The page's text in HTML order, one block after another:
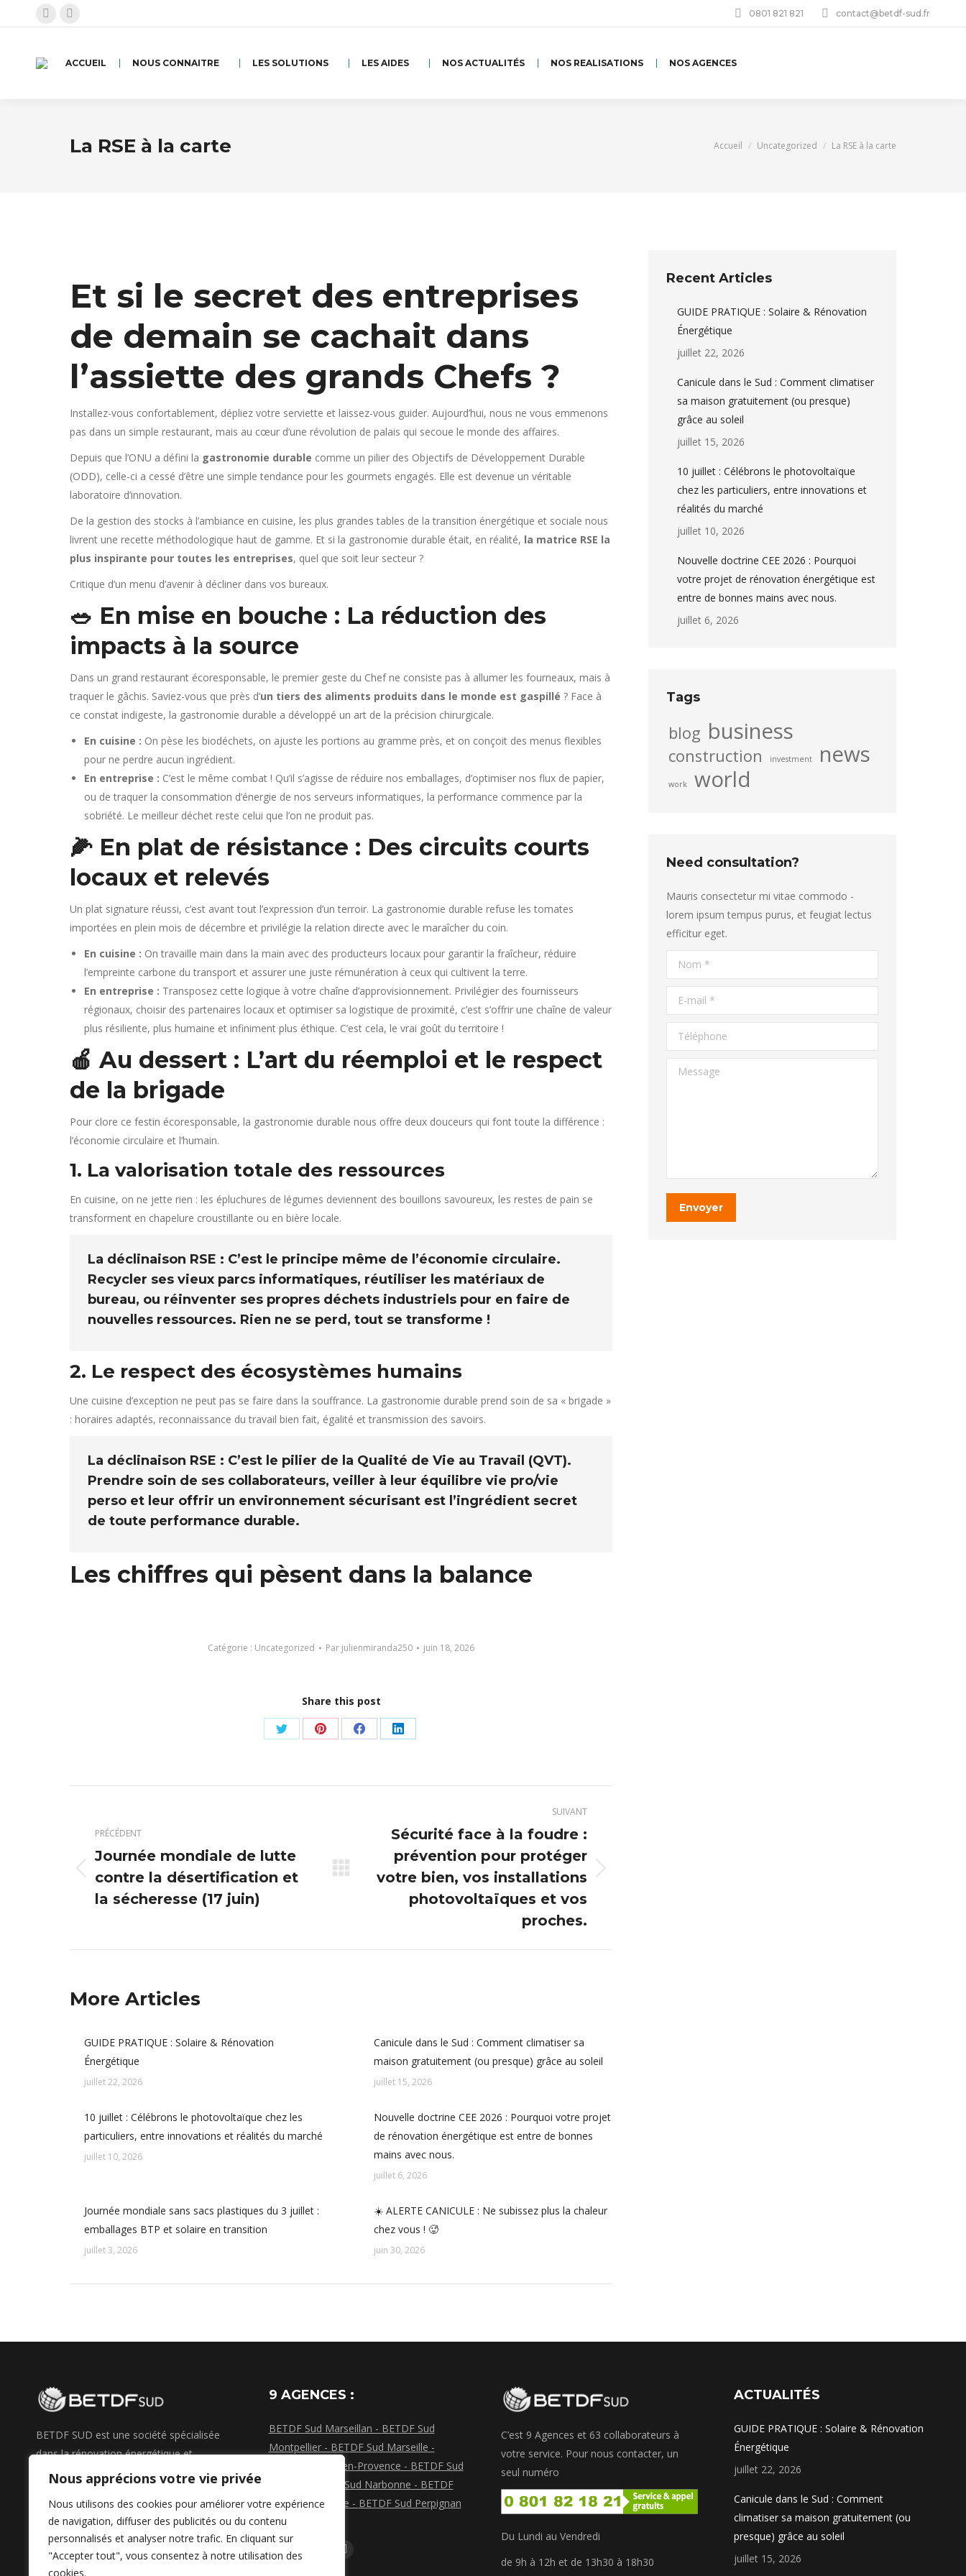
Nous apprécions votre vie privée
Nous utilisons des cookies pour améliorer votre expérience
de navigation, diffuser des publicités ou du contenu
personnalisés et analyser notre trafic. En cliquant sur
"Accepter tout", vous consentez à notre utilisation des
cookies.
Facebook
nouvelle
Instagram
nouvelle
0801 821 821 contact@betdf-sud.fr
ACCUEIL NOUS CONNAITRE LES SOLUTIONS LES AIDES NOS ACTUALITÉS NOS REALISATIONS NOS AGENCES
La RSE à la carte Vous êtes ici :
Accueil Uncategorized La RSE à la carte
Et si le secret des entreprises
de demain se cachait dans
l’assiette des grands Chefs ?
Installez-vous confortablement, dépliez votre serviette et laissez-vous guider. Aujourd’hui, nous ne vous emmenons
pas dans un simple restaurant, mais au cœur d’une révolution de palais qui secoue le monde des affaires.
Depuis que l’ONU a défini la gastronomie durable comme un pilier des Objectifs de Développement Durable
(ODD), celle-ci a cessé d’être une simple tendance pour les gourmets engagés. Elle est devenue un véritable
laboratoire d’innovation.
De la gestion des stocks à l’ambiance en cuisine, les plus grandes tables de la transition énergétique et sociale nous
livrent une recette méthodologique haut de gamme. Et si la gastronomie durable était, en réalité, la matrice RSE la
plus inspirante pour toutes les entreprises, quel que soit leur secteur ?
Critique d’un menu d’avenir à décliner dans vos bureaux.
🥗 En mise en bouche : La réduction des
impacts à la source
Dans un grand restaurant écoresponsable, le premier geste du Chef ne consiste pas à allumer les fourneaux, mais à
traquer le gâchis. Saviez-vous que près d’un tiers des aliments produits dans le monde est gaspillé ? Face à
ce constat indigeste, la gastronomie durable a développé un art de la précision chirurgicale.
En cuisine : On pèse les biodéchets, on ajuste les portions au gramme près, et on conçoit des menus flexibles
pour ne perdre aucun ingrédient.
En entreprise : C’est le même combat ! Qu’il s’agisse de réduire nos emballages, d’optimiser nos flux de papier,
ou de traquer la consommation d’énergie de nos serveurs informatiques, la performance commence par la
sobriété. Le meilleur déchet reste celui que l’on ne produit pas.
🌽 En plat de résistance : Des circuits courts
locaux et relevés
Un plat signature réussi, c’est avant tout l’expression d’un terroir. La gastronomie durable refuse les tomates
importées en plein mois de décembre et privilégie la relation directe avec le maraîcher du coin.
En cuisine : On travaille main dans la main avec des producteurs locaux pour garantir la fraîcheur, réduire
l’empreinte carbone du transport et assurer une juste rémunération à ceux qui cultivent la terre.
En entreprise : Transposez cette logique à votre chaîne d’approvisionnement. Privilégier des fournisseurs
régionaux, choisir des partenaires locaux et optimiser sa logistique de proximité, c’est s’offrir une chaîne de valeur
plus résiliente, plus humaine et infiniment plus éthique. C’est cela, le vrai goût du territoire !
🍎 Au dessert : L’art du réemploi et le respect
de la brigade
Pour clore ce festin écoresponsable, la gastronomie durable nous offre deux douceurs qui font toute la différence :
l’économie circulaire et l’humain.
1. La valorisation totale des ressources
En cuisine, on ne jette rien : les épluchures de légumes deviennent des bouillons savoureux, les restes de pain se
transforment en chapelure croustillante ou en bière locale.
La déclinaison RSE : C’est le principe même de l’économie circulaire.
Recycler ses vieux parcs informatiques, réutiliser les matériaux de
bureau, ou réinventer ses propres déchets industriels pour en faire de
nouvelles ressources. Rien ne se perd, tout se transforme !
2. Le respect des écosystèmes humains
Une cuisine d’exception ne peut pas se faire dans la souffrance. La gastronomie durable prend soin de sa « brigade »
: horaires adaptés, reconnaissance du travail bien fait, égalité et transmission des savoirs.
La déclinaison RSE : C’est le pilier de la Qualité de Vie au Travail (QVT).
Prendre soin de ses collaborateurs, veiller à leur équilibre vie pro/vie
perso et leur offrir un environnement sécurisant est l’ingrédient secret
de toute performance durable.
Les chiffres qui pèsent dans la balance
Catégorie : Uncategorized Par julienmiranda250 juin 18, 2026
Share this post
Partager
Twitter
Partager
Pinterest
Partager
Facebook
Partager
LinkedIn
article
PRÉCÉDENT
Article
précédent
Journée mondiale de lutte
contre la désertification et
la sécheresse (17 juin)
SUIVANT
Article
Sécurité face à la foudre :
prévention pour protéger
votre bien, vos installations
photovoltaïques et vos
proches.
More Articles
GUIDE PRATIQUE : Solaire & Rénovation
Énergétique
juillet 22, 2026
Canicule dans le Sud : Comment climatiser sa
maison gratuitement (ou presque) grâce au soleil
juillet 15, 2026
10 juillet : Célébrons le photovoltaïque chez les
particuliers, entre innovations et réalités du marché
juillet 10, 2026
Nouvelle doctrine CEE 2026 : Pourquoi votre projet
de rénovation énergétique est entre de bonnes
mains avec nous.
juillet 6, 2026
Journée mondiale sans sacs plastiques du 3 juillet :
emballages BTP et solaire en transition
juillet 3, 2026
☀️ ALERTE CANICULE : Ne subissez plus la chaleur
chez vous ! 🥵
juin 30, 2026
Recent Articles
GUIDE PRATIQUE : Solaire & Rénovation
Énergétique
juillet 22, 2026
Canicule dans le Sud : Comment climatiser
sa maison gratuitement (ou presque)
grâce au soleil
juillet 15, 2026
10 juillet : Célébrons le photovoltaïque
chez les particuliers, entre innovations et
réalités du marché
juillet 10, 2026
Nouvelle doctrine CEE 2026 : Pourquoi
votre projet de rénovation énergétique est
entre de bonnes mains avec nous.
juillet 6, 2026
Tags
blog business
construction investment news
work world
Need consultation?
Mauris consectetur mi vitae commodo -
lorem ipsum tempus purus, et feugiat lectus
efficitur eget.
Nom *
E-mail *
Téléphone
Message
Envoyer
BETDF SUD est une société spécialisée
dans la rénovation énergétique et
l'économie d'énergie dans votre habitat.
possédons également les labels de
certification suivants : QualiPac et QualiPv
de Qualit'ENR ; QUALIBAT pour l'isolation.
Mentions Légales
9 AGENCES :
BETDF Sud Marseillan - BETDF Sud
Montpellier - BETDF Sud Marseille -
BETDF Sud Aix-en-Provence - BETDF Sud
BETDF Sud Narbonne - BETDF
Sud Carcassonne - BETDF Sud Perpignan
BETDF Sud Alès
Trouvez nous sur :
La
La
La
C’est 9 Agences et 63 collaborateurs à
votre service. Pour nous contacter, un
seul numéro
Du Lundi au Vendredi
de 9h à 12h et de 13h30 à 18h30
ACTUALITÉS
GUIDE PRATIQUE : Solaire & Rénovation
Énergétique
juillet 22, 2026
Canicule dans le Sud : Comment
climatiser sa maison gratuitement (ou
presque) grâce au soleil
juillet 15, 2026